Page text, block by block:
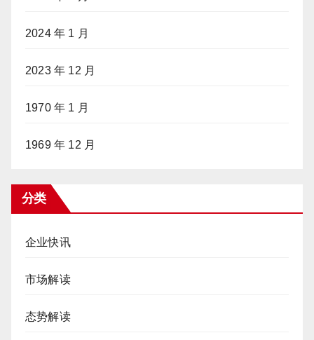
2024 年 1 月
2023 年 12 月
1970 年 1 月
1969 年 12 月
分类
企业快讯
市场解读
态势解读